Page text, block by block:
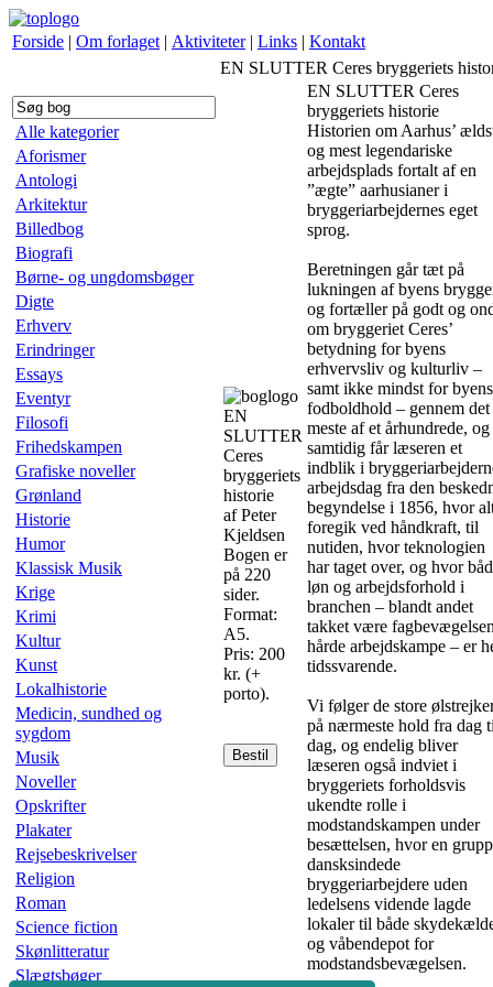
Forside | Om forlaget | Aktiviteter | Links | Kontakt
Alle kategorier
Aforismer
Antologi
Arkitektur
Billedbog
Biografi
Børne- og ungdomsbøger
Digte
Erhverv
Erindringer
Essays
Eventyr
Filosofi
Frihedskampen
Grafiske noveller
Grønland
Historie
Humor
Klassisk Musik
Krige
Krimi
Kultur
Kunst
Lokalhistorie
Medicin, sundhed og
sygdom
Musik
Noveller
Opskrifter
Plakater
Rejsebeskrivelser
Religion
Roman
Science fiction
Skønlitteratur
Slægtsbøger
EN SLUTTER Ceres bryggeriets
EN
SLUTTER
Ceres
bryggeriets
historie
af Peter
Kjeldsen
Bogen er
på 220
sider.
Format:
A5.
Pris: 200
kr. (+
porto).
Bestil
EN SLUTTER Ceres
bryggeriets historie
Historien om Aarhus’
og mest legendariske
arbejdsplads fortalt af en
”ægte” aarhusianer i
bryggeriarbejdernes eget
sprog.
Beretningen går tæt på
lukningen af byens
og fortæller på godt og
om bryggeriet Ceres’
betydning for byens
erhvervsliv og kulturliv –
samt ikke mindst for byens
fodboldhold – gennem det
meste af et århundrede, og
samtidig får læseren et
indblik i
arbejdsdag fra den
begyndelse i 1856, hvor
foregik ved håndkraft, til
nutiden, hvor teknologien
har taget over, og hvor
løn og arbejdsforhold i
branchen – blandt andet
takket være
hårde arbejdskampe – er
tidssvarende.
Vi følger de store
på nærmeste hold fra dag
dag, og endelig bliver
læseren også indviet i
bryggeriets forholdsvis
ukendte rolle i
modstandskampen under
besættelsen, hvor en
dansksindede
bryggeriarbejdere uden
ledelsens vidende lagde
lokaler til både
og våbendepot for
modstandsbevægelsen.